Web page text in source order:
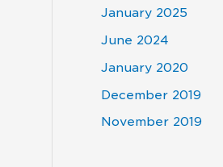
January 2025
June 2024
January 2020
December 2019
November 2019